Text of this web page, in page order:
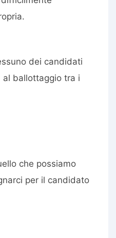
dei candidati
ballottaggio tra i
che possiamo
per il candidato